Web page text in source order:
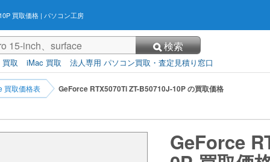
買取価格 | パソコン工房
検索
買取 iMac 買取 法人専用 パソコン買取・査定見積り窓口
買取価格表 GeForce RTX5070Ti ZT-B50710J-10P の買取価格
GeForce